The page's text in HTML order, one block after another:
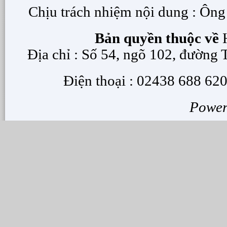
Chịu trách nhiệm nội dung :
Bản quyền thuộc về
Địa chỉ : Số 54, ngõ 102, đường
Điện thoại : 02438 688